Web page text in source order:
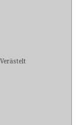
Verästelt